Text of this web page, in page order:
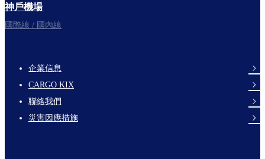
神戶機場
國際線 / 國內線
footer-
links-
en-
企業信息
CARGO KIX
聯絡我們
災害因應措施